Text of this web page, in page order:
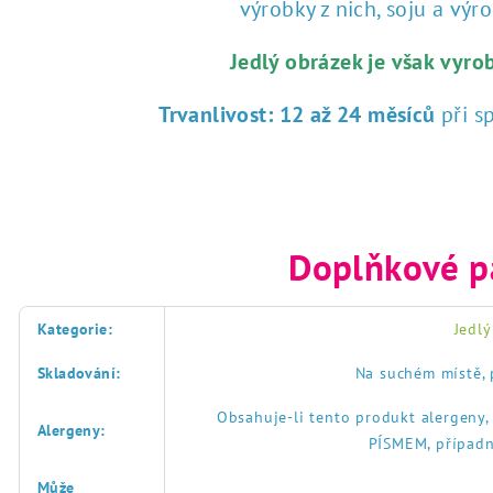
výrobky z nich, soju a
Jedlý obrázek je však
Trvanlivost: 12 až 24 měsíců při
Doplňkové
Kategorie:
Skladování: Na suchém
Alergeny:
Obsahuje-li tento produkt alergeny,
PÍSMEM,
Může